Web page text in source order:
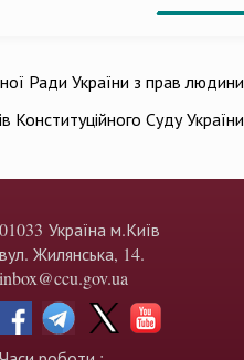
Ради України з прав людини
Конституційного Суду України
01033 Україна м.Київ
вул. Жилянська, 14.
inbox@ccu.gov.ua